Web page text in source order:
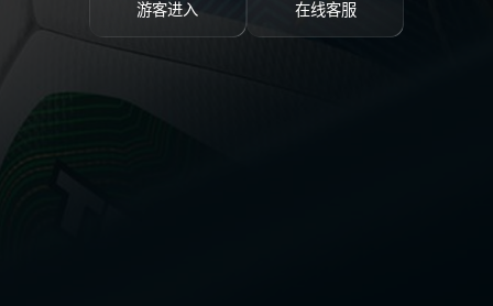
游客进入 在线客服